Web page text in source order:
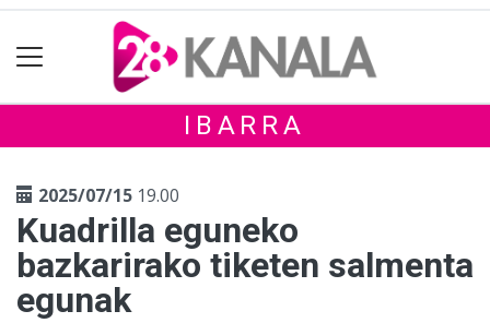
IBARRA
2025/07/15 19.00
Kuadrilla eguneko
bazkarirako tiketen salmenta
egunak